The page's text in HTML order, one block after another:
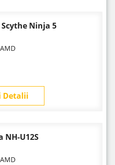
Scythe Ninja 5
Detalii
NH-U12S